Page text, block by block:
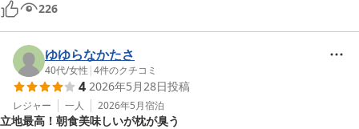
226
ゆゆらなかたさ
40代/女性 |4件のクチコミ
4 2026年5月28日投稿
レジャー 一人 2026年5月宿泊
立地最高！朝食美味しいが枕が臭う